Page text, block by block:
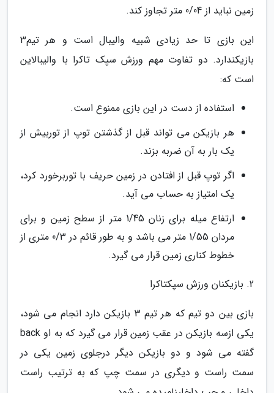
زمین نباید از 0/04 متر تجاوز کند.
این بازی تا حد زیادی شبیه والیبال است و هر تیم3
بازیکندارد. دو تفاوت مهم ورزش سپک تاکرا با والیبالاین
است که:
استفاده از دست در این بازی ممنوع است.
هر بازیکن می تواند قبل از گذشتن توپ از توربیش از
یک بار به آن ضربه بزند.
اگر توپ قبل از افتادن در زمین حریف با توربرخورد کرد،
یک امتیاز به حساب می آید.
ارتفاع میله برای زنان 1/45 متر از سطح زمین و برای
مردان 1/55 متر می باشد و به طور قائم در 0/3 متری از
خطوط کناری زمین قرار می گیرد.
2. بازیکنان ورزش سپکتاکرا
بازی بین دو تیم که هر تیم 3 بازیکن دارد انجام می شود،
یکی ازسه بازیکن در عقب زمین قرار می گیرد که به او back
گفته می شود و دو بازیکن دیگر درجلوی زمین یکی در
سمت راست و دیگری در سمت چپ که به ترتیب راست